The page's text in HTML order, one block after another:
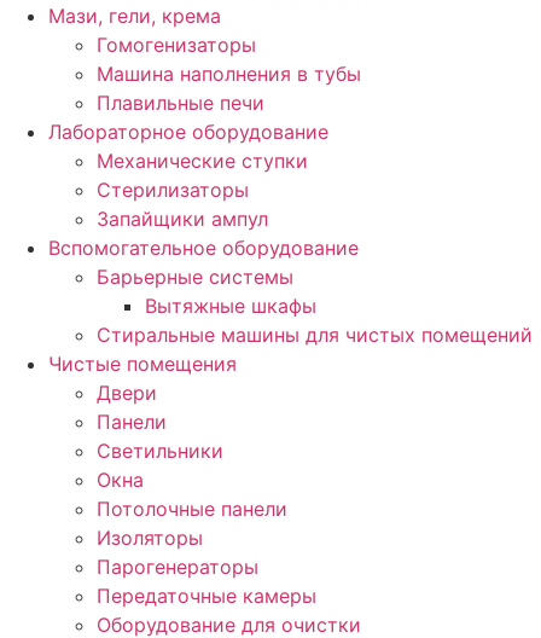
Мази, гели, крема
Гомогенизаторы
Машина наполнения в тубы
Плавильные печи
Лабораторное оборудование
Механические ступки
Стерилизаторы
Запайщики ампул
Вспомогательное оборудование
Барьерные системы
Вытяжные шкафы
Стиральные машины для чистых помещений
Чистые помещения
Двери
Панели
Светильники
Окна
Потолочные панели
Изоляторы
Парогенераторы
Передаточные камеры
Оборудование для очистки